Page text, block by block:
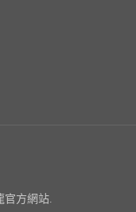
官方網站.